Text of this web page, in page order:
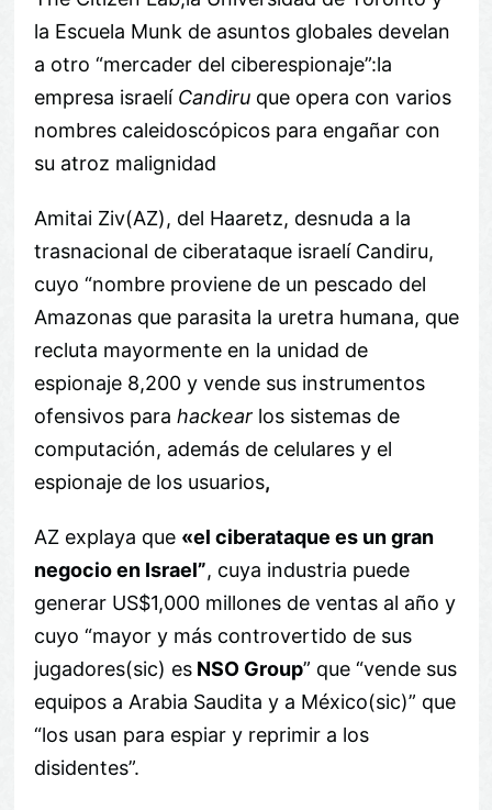
la Escuela Munk de asuntos globales develan
a otro “mercader del ciberespionaje”:la
empresa israelí Candiruque opera con varios
nombres caleidoscópicos para engañar con
su atroz malignidad
Amitai Ziv(AZ), del Haaretz, desnuda a la
trasnacional de ciberataque israelí Candiru,
cuyo “nombre proviene de un pescado del
Amazonas que parasita la uretra humana, que
recluta mayormente en la unidad de
espionaje 8,200 y vende sus instrumentos
ofensivos para hackearlos sistemas de
computación, además de celulares y el
espionaje de los usuarios,
AZ explaya que «el ciberataque es un gran
negocio en Israel”, cuya industria puede
generar US$1,000 millones de ventas al año y
cuyo “mayor y más controvertido de sus
jugadores(sic) esNSO Group” que “vende sus
equipos a Arabia Saudita y a México(sic)” que
“los usan para espiar y reprimir a los
disidentes”.